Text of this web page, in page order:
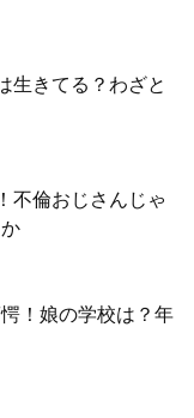
生きてる？わざと
倫おじさんじゃ
！娘の学校は？年